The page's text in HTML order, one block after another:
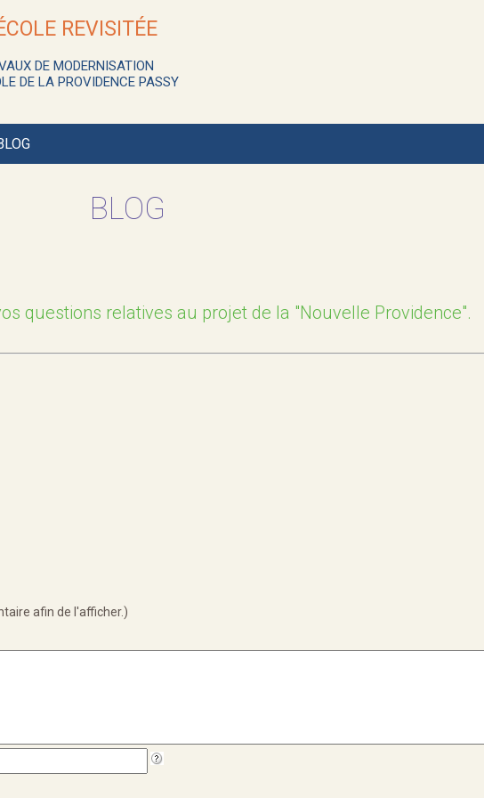
REVISITÉE
DE MODERNISATION
DE LA PROVIDENCE PASSY
BLOG
questions relatives au projet de la "Nouvelle Providence".
afin de l'afficher.)